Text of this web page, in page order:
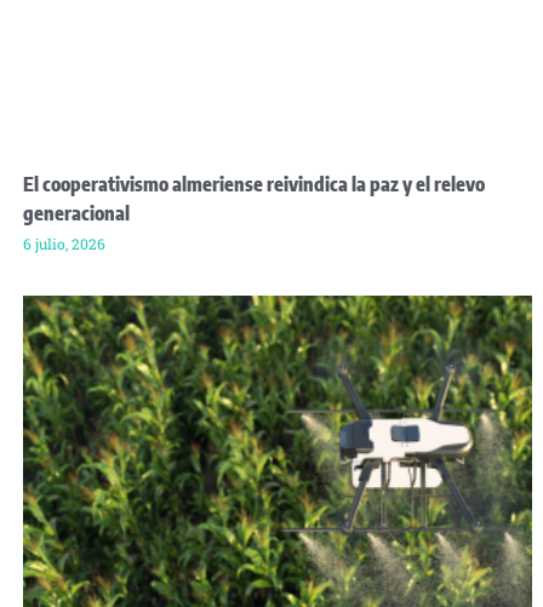
El cooperativismo almeriense reivindica la paz y el relevo
generacional
6 julio, 2026